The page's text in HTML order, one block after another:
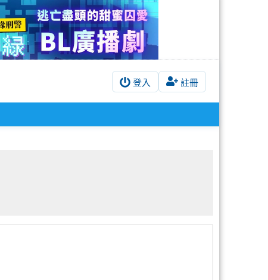
登入 註冊